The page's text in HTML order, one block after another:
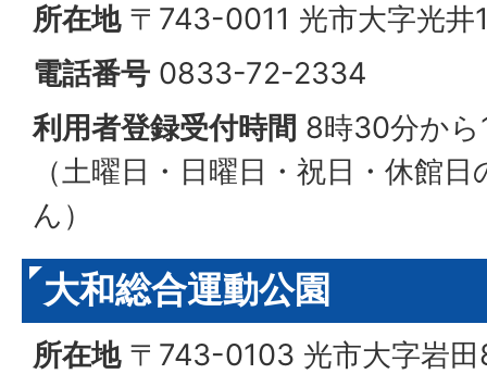
所在地〒743-0011 光市大字光井
電話番号 0833-72-2334
利用者登録受付時間 8時30分か
（土曜日・日曜日・祝日・休館
ん）
大和総合運動公園
所在地〒743-0103 光市大字岩